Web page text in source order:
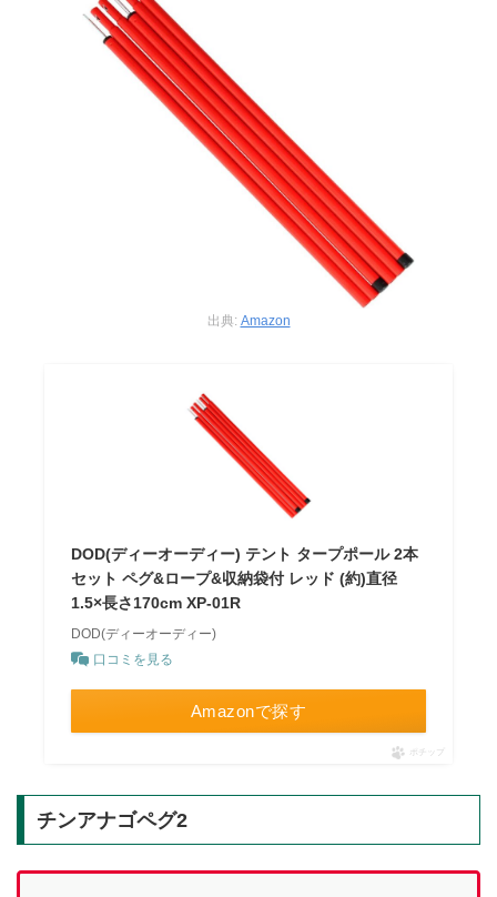
出典: Amazon
DOD(ディーオーディー) テント タープポール 2本
セット ペグ&ロープ&収納袋付 レッド (約)直径
1.5×長さ170cm XP-01R
DOD(ディーオーディー)
口コミを見る
Amazonで探す
ポチップ
チンアナゴペグ2